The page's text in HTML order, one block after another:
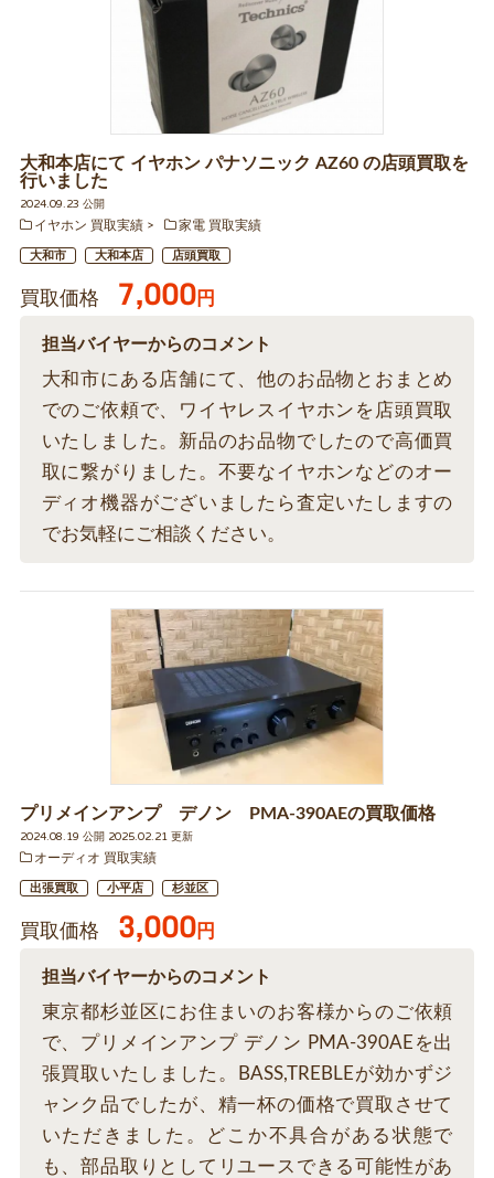
大和本店にて イヤホン パナソニック AZ60 の店頭買取を
行いました
2024.09.23 公開
イヤホン 買取実績
家電 買取実績
大和市 大和本店 店頭買取
買取価格 7,000円
担当バイヤーからのコメント
大和市にある店舗にて、他のお品物とおまとめ
でのご依頼で、ワイヤレスイヤホンを店頭買取
いたしました。新品のお品物でしたので高価買
取に繋がりました。不要なイヤホンなどのオー
ディオ機器がございましたら査定いたしますの
でお気軽にご相談ください。
プリメインアンプ デノン PMA-390AEの買取価格
2024.08.19 公開 2025.02.21 更新
オーディオ 買取実績
出張買取 小平店 杉並区
買取価格 3,000円
担当バイヤーからのコメント
東京都杉並区にお住まいのお客様からのご依頼
で、プリメインアンプ デノン PMA-390AEを出
張買取いたしました。BASS,TREBLEが効かずジ
ャンク品でしたが、精一杯の価格で買取させて
いただきました。どこか不具合がある状態で
も、部品取りとしてリユースできる可能性があ